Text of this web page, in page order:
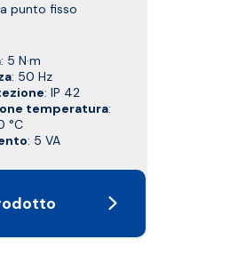
punto fisso
: 5 N·m
: 50 Hz
: IP 42
temperatura:
°C
: 5 VA